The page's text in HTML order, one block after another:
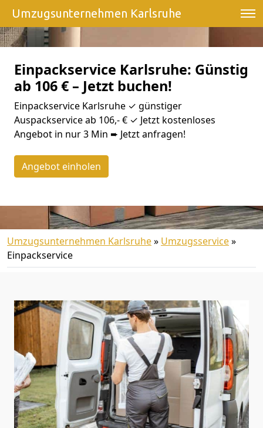
Umzugsunternehmen Karlsruhe
Einpackservice Karlsruhe: Günstig
ab 106 € – Jetzt buchen!
Einpackservice Karlsruhe ✓ günstiger
Auspackservice ab 106,- € ✓ Jetzt kostenloses
Angebot in nur 3 Min ➨ Jetzt anfragen!
Angebot einholen
Umzugsunternehmen Karlsruhe» Umzugsservice»
Einpackservice